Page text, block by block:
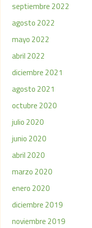
septiembre 2022
agosto 2022
mayo 2022
abril 2022
diciembre 2021
agosto 2021
octubre 2020
julio 2020
junio 2020
abril 2020
marzo 2020
enero 2020
diciembre 2019
noviembre 2019